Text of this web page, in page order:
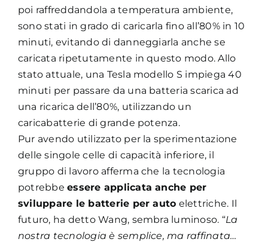
poi raffreddandola a temperatura ambiente,
sono stati in grado di caricarla fino all’80% in 10
minuti, evitando di danneggiarla anche se
caricata ripetutamente in questo modo. Allo
stato attuale, una Tesla modello S impiega 40
minuti per passare da una batteria scarica ad
una ricarica dell’80%, utilizzando un
caricabatterie di grande potenza.
Pur avendo utilizzato per la sperimentazione
delle singole celle di capacità inferiore, il
gruppo di lavoro afferma che la tecnologia
potrebbeessere applicata anche per
sviluppare le batterie per auto elettriche. Il
futuro, ha detto Wang, sembra luminoso. “La
nostra tecnologia è semplice, ma raffinata…